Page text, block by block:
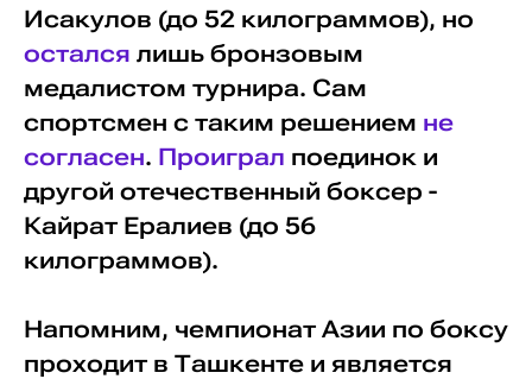
Исакулов (до 52 килограммов), но
остался лишь бронзовым
медалистом турнира. Сам
спортсмен с таким решением не
согласен. Проиграл поединок и
другой отечественный боксер -
Кайрат Ералиев (до 56
килограммов).
Напомним, чемпионат Азии по боксу
проходит в Ташкенте и является